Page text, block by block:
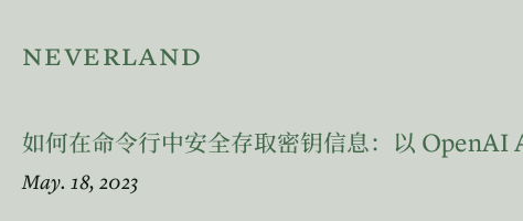
neverland
如何在命令行中安全存取密钥信息：以 OpenAI
May. 18, 2023